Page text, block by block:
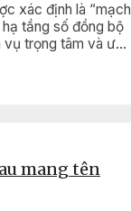
xác định là “mạch
tầng số đồng bộ
vụ trọng tâm và ưu
mang tên